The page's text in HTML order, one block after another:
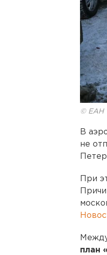
© ЕАН
В
не
При
план